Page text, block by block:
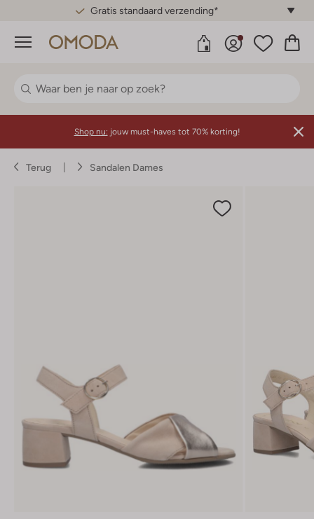
Gratis standaard verzending*
Menu
Shop nu: jouw must-haves tot 70% korting!
Terug Sandalen Dames